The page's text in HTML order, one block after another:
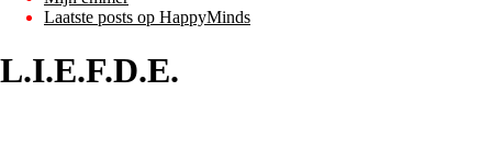
Laatste posts op HappyMinds
L.I.E.F.D.E.